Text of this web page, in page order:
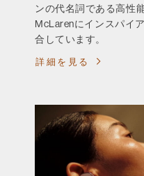
ンの代名詞である高性
McLarenにインスパイ
合しています。
詳細を見る